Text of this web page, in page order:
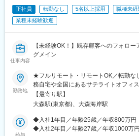
変更の範囲：会社の定める業務
クト
・ICOCAデータ分析における共同プロ
■研修制度
研修では1か月半～2か月の期間にて当
習得、データ可視化ツール（tableau）
ていただきます。
研修後は疑似プロジェクトにて経験を
プロジェクトへのアサインとなります。
研修の流れ（一例）
・データベースを扱うためのSQL
・データの取り扱い方法
正社員 転勤なし 5名以上採用
職種未経
業種未経験歓迎
仕事内容
【未経験OK！】既存顧客へのフォロ
グメイン
勤務地
★フルリモート・リモートOK／転勤な
務自宅や全国にあるサテライトオフィ
イトオフィスは駅から徒歩5分ほどの立
所を選んで、自由にテレワークもでき
【最寄り駅】
大森駅(東京都)、大森海岸駅
給与
◆入社1年目／年齢25歳／年収800万円
◆入社2年目／年齢27歳／年収1000万円